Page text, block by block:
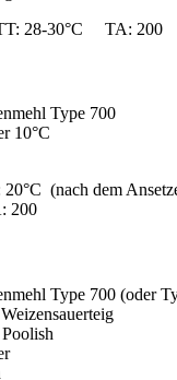
28-30°C TA: 200
Type 700
10°C
(nach dem
200
Type 700 (oder